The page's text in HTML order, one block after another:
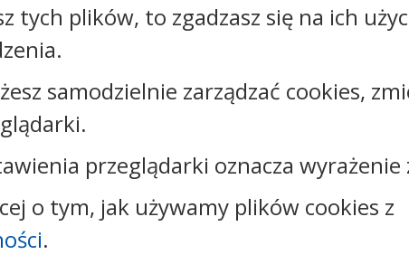
faks: +48544144444
e-mail:
skrytka ePUAP: /umwloclawek/SkrytkaESP lub
tych plików, to zgadzasz się na ich
samodzielnie zarządzać cookies,
przeglądarki oznacza wyrażenie
o tym, jak używamy plików cookies z
.